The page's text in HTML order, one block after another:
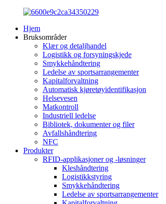
Hjem
Bruksområder
Klær og detaljhandel
Logistikk og forsyningskjede
Smykkehåndtering
Ledelse av sportsarrangementer
Kapitalforvaltning
Automatisk kjøretøyidentifikasjon
Helsevesen
Matkontroll
Industriell ledelse
Bibliotek, dokumenter og filer
Avfallshåndtering
NFC
Produkter
RFID-applikasjoner og -løsninger
Kleshåndtering
Logistikkstyring
Smykkehåndtering
Ledelse av sportsarrangementer